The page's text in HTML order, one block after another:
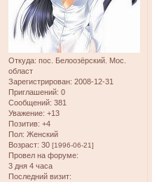
Откуда: пос. Белоозёрский. Мос.
област
Зарегистрирован: 2008-12-31
Приглашений: 0
Сообщений: 381
Уважение: +13
Позитив: +4
Пол: Женский
Возраст: 30 [1996-06-21]
Провел на форуме:
3 дня 4 часа
Последний визит: